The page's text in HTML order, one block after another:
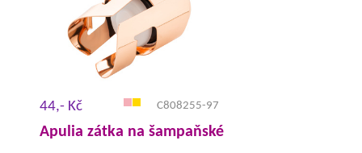
44,- Kč C808255-97
Apulia zátka na šampaňské